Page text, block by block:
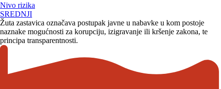
Nivo rizika
SREDNJI
Žuta zastavica označava postupak javne u nabavke u kom postoje
naznake mogućnosti za korupciju, izigravanje ili kršenje zakona, te
principa transparentnosti.